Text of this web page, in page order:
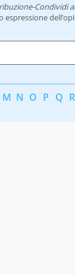
Condividi
M N O P Q R